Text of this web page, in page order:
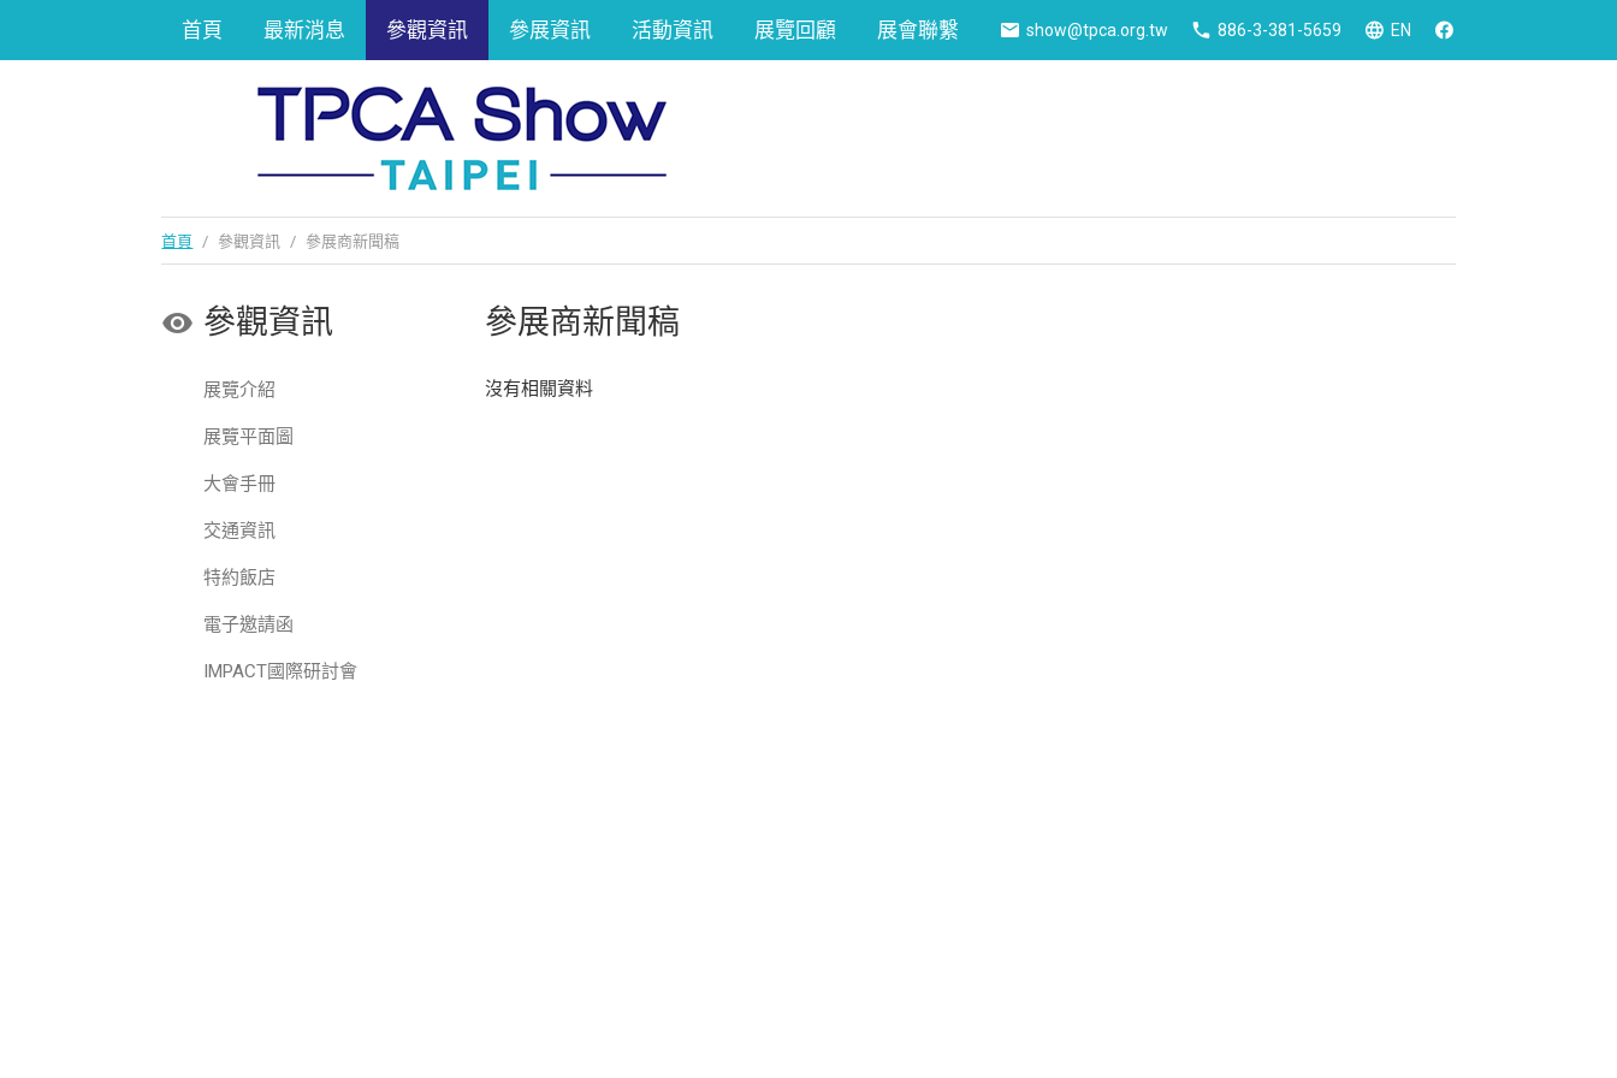
首頁 最新消息 參觀資訊 參展資訊 活動資訊 展覽回顧 展會聯繫 show@tpca.org.tw 886-3-381-5659 EN
首頁 / 參觀資訊 / 參展商新聞稿
參觀資訊
展覽介紹
展覽平面圖
大會手冊
交通資訊
特約飯店
電子邀請函
IMPACT國際研討會
參展商新聞稿
沒有相關資料